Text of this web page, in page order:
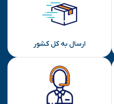
ارسال به کل کشور